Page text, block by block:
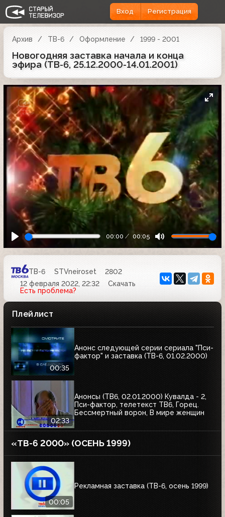
Вход Регистрация
Архив ТВ-6 Оформление 1999 - 2001
Новогодняя заставка начала и конца
эфира (ТВ-6, 25.12.2000-14.01.2001)
00:00 00:05
ТВ-6 STVneiroset
2802
12 февраля 2022, 22:32
Скачать
Есть проблема?
Плейлист
00:35
Анонс следующей серии сериала "Пси-
фактор" и заставка (ТВ-6, 01.02.2000)
02:33
Анонсы (ТВ6, 02.01.2000) Кувалда - 2,
Пси-фактор, телетекст ТВ6, Горец.
Бессмертный ворон, В мире женщин
«ТВ-6 2000» (ОСЕНЬ 1999)
00:05
Рекламная заставка (ТВ-6, осень 1999)